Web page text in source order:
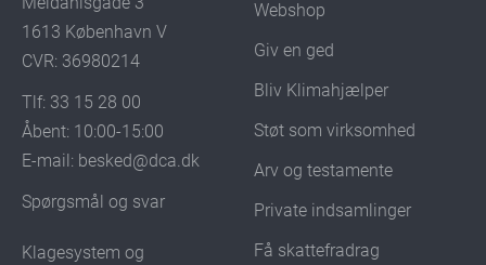
1613 København V
CVR: 36980214
Tlf: 33 15 28 00
Åbent: 10:00-15:00
E-mail: besked@dca.dk
Spørgsmål og svar
Klagesystem og
Webshop
Giv en ged
Bliv Klimahjælper
Støt som virksomhed
Arv og testamente
Private indsamlinger
Få skattefradrag